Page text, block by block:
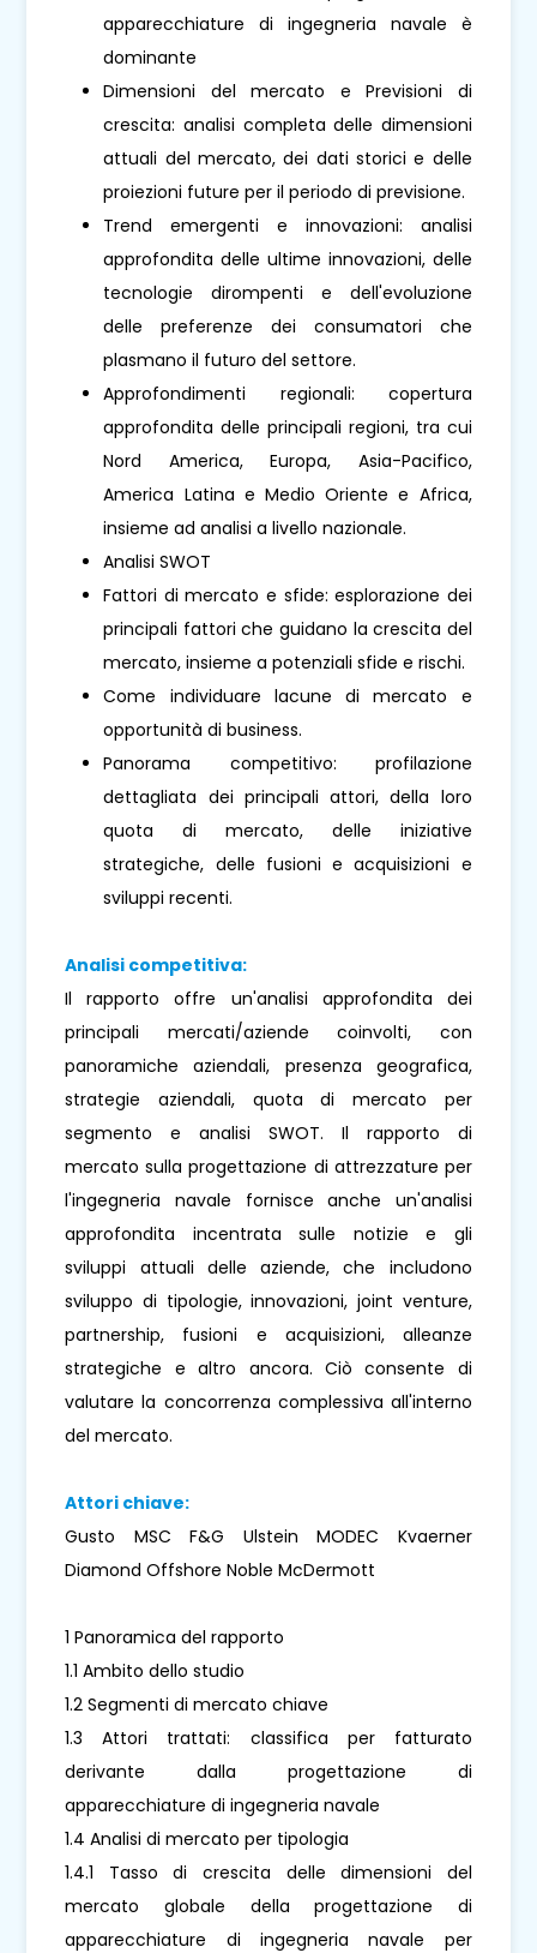
apparecchiature di ingegneria navale è
dominante
Dimensioni del mercato e Previsioni di
crescita: analisi completa delle dimensioni
attuali del mercato, dei dati storici e delle
proiezioni future per il periodo di previsione.
Trend emergenti e innovazioni: analisi
approfondita delle ultime innovazioni, delle
tecnologie dirompenti e dell'evoluzione
delle preferenze dei consumatori che
plasmano il futuro del settore.
Approfondimenti regionali: copertura
approfondita delle principali regioni, tra cui
Nord America, Europa, Asia-Pacifico,
America Latina e Medio Oriente e Africa,
insieme ad analisi a livello nazionale.
Analisi SWOT
Fattori di mercato e sfide: esplorazione dei
principali fattori che guidano la crescita del
mercato, insieme a potenziali sfide e rischi.
Come individuare lacune di mercato e
opportunità di business.
Panorama competitivo: profilazione
dettagliata dei principali attori, della loro
quota di mercato, delle iniziative
strategiche, delle fusioni e acquisizioni e
sviluppi recenti.
Analisi competitiva:
Il rapporto offre un'analisi approfondita dei
principali mercati/aziende coinvolti, con
panoramiche aziendali, presenza geografica,
strategie aziendali, quota di mercato per
segmento e analisi SWOT. Il rapporto di
mercato sulla progettazione di attrezzature per
l'ingegneria navale fornisce anche un'analisi
approfondita incentrata sulle notizie e gli
sviluppi attuali delle aziende, che includono
sviluppo di tipologie, innovazioni, joint venture,
partnership, fusioni e acquisizioni, alleanze
strategiche e altro ancora. Ciò consente di
valutare la concorrenza complessiva all'interno
del mercato.
Attori chiave:
Gusto MSC F&G Ulstein MODEC Kvaerner
Diamond Offshore Noble McDermott
1 Panoramica del rapporto
1.1 Ambito dello studio
1.2 Segmenti di mercato chiave
1.3 Attori trattati: classifica per fatturato
derivante dalla progettazione di
apparecchiature di ingegneria navale
1.4 Analisi di mercato per tipologia
1.4.1 Tasso di crescita delle dimensioni del
mercato globale della progettazione di
apparecchiature di ingegneria navale per